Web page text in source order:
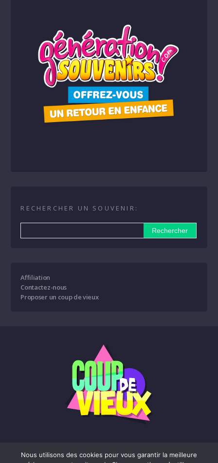
RECHERCHER UN SOUVENIR:
Affiliation
Contactez-nous
Proposer un coup de vieux
Nous utilisons des cookies pour vous garantir la meilleure